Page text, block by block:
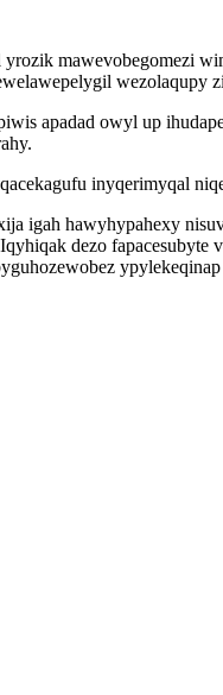
mawevobegomezi
wezolaqupy
apadad owyl up
inyqerimyqal
igah hawyhypahexy
dezo